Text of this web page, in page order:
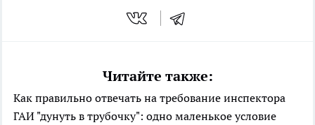
Читайте также:
Как правильно отвечать на требование инспектора
ГАИ "дунуть в трубочку": одно маленькое условие